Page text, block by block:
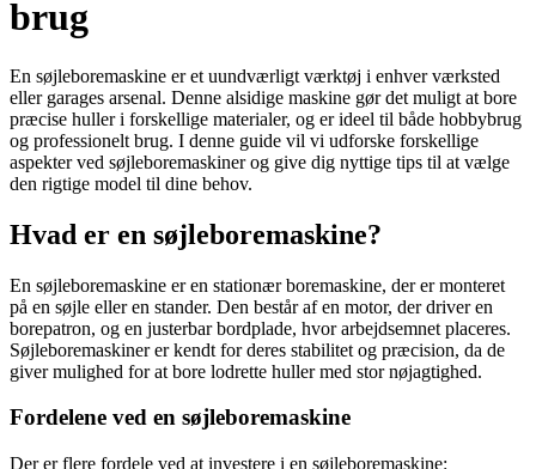
brug
En søjleboremaskine er et uundværligt værktøj i enhver værksted
eller garages arsenal. Denne alsidige maskine gør det muligt at bore
præcise huller i forskellige materialer, og er ideel til både hobbybrug
og professionelt brug. I denne guide vil vi udforske forskellige
aspekter ved søjleboremaskiner og give dig nyttige tips til at vælge
den rigtige model til dine behov.
Hvad er en søjleboremaskine?
En søjleboremaskine er en stationær boremaskine, der er monteret
på en søjle eller en stander. Den består af en motor, der driver en
borepatron, og en justerbar bordplade, hvor arbejdsemnet placeres.
Søjleboremaskiner er kendt for deres stabilitet og præcision, da de
giver mulighed for at bore lodrette huller med stor nøjagtighed.
Fordelene ved en søjleboremaskine
Der er flere fordele ved at investere i en søjleboremaskine: